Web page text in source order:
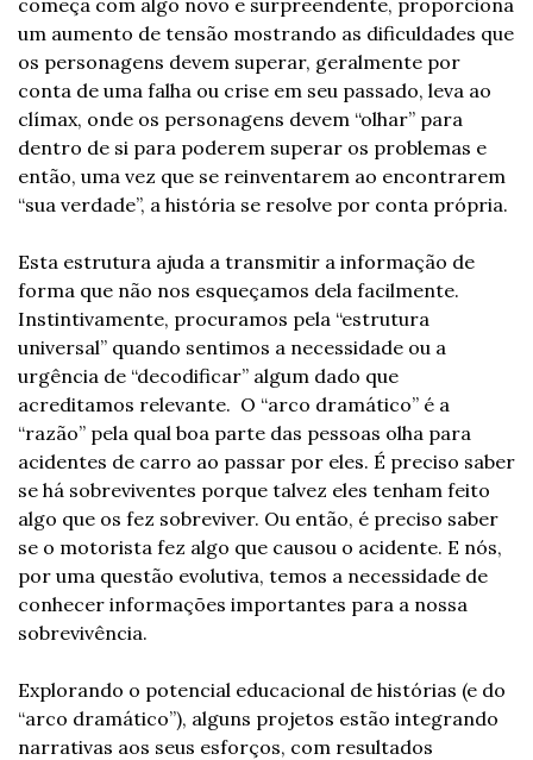
um aumento de tensão mostrando as dificuldades que
os personagens devem superar, geralmente por
conta de uma falha ou crise em seu passado, leva ao
clímax, onde os personagens devem “olhar” para
dentro de si para poderem superar os problemas e
então, uma vez que se reinventarem ao encontrarem
“sua verdade”, a história se resolve por conta própria.
Esta estrutura ajuda a transmitir a informação de
forma que não nos esqueçamos dela facilmente.
Instintivamente, procuramos pela “estrutura
universal” quando sentimos a necessidade ou a
urgência de “decodificar” algum dado que
acreditamos relevante.  O “arco dramático” é a
“razão” pela qual boa parte das pessoas olha para
acidentes de carro ao passar por eles. É preciso saber
se há sobreviventes porque talvez eles tenham feito
algo que os fez sobreviver. Ou então, é preciso saber
se o motorista fez algo que causou o acidente. E nós,
por uma questão evolutiva, temos a necessidade de
conhecer informações importantes para a nossa
sobrevivência.
Explorando o potencial educacional de histórias (e do
“arco dramático”), alguns projetos estão integrando
narrativas aos seus esforços, com resultados